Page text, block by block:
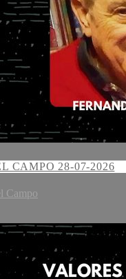
CAMPO 28-07-2026
Campo